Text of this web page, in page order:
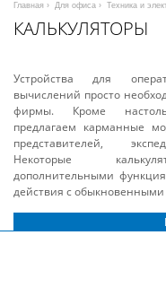
Главная › Для офиса › Техника и
КАЛЬКУЛЯТОРЫ
Устройства для
вычислений просто
фирмы. Кроме
предлагаем карманные
представителей,
Некоторые
дополнительными
действия с обыкновенными